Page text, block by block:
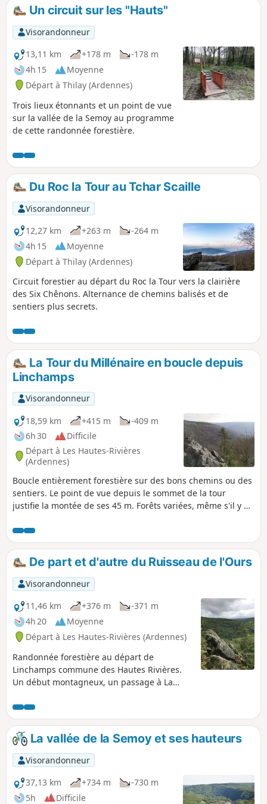
Un circuit sur les "Hauts"
Visorandonneur
13,11 km
+178 m
-178 m
4h 15
Moyenne
Départ à Thilay (Ardennes)
Trois lieux étonnants et un point de vue
sur la vallée de la Semoy au programme
de cette randonnée forestière.
Du Roc la Tour au Tchar Scaille
Visorandonneur
12,27 km
+263 m
-264 m
4h 15
Moyenne
Départ à Thilay (Ardennes)
Circuit forestier au départ du Roc la Tour vers la clairière
des Six Chênons. Alternance de chemins balisés et de
sentiers plus secrets.
La Tour du Millénaire en boucle depuis
Linchamps
Visorandonneur
18,59 km
+415 m
-409 m
6h 30
Difficile
Départ à Les Hautes-Rivières
(Ardennes)
Boucle entièrement forestière sur des bons chemins ou des
sentiers. Le point de vue depuis le sommet de la tour
justifie la montée de ses 45 m. Forêts variées, même s'il y a
actuellement attaquées par les scolytes, ce qui provoque
des coupes permettant l'ouverture du paysage.
De part et d'autre du Ruisseau de l'Ours
Visorandonneur
11,46 km
+376 m
-371 m
4h 20
Moyenne
Départ à Les Hautes-Rivières (Ardennes)
Randonnée forestière au départ de
Linchamps commune des Hautes Rivières.
Un début montagneux, un passage à La
balcon au dessus du Ravin de l'Ours, une
descente marquée pour retrouver... l'Ours et
un final en toute tranquillité. Voir variante
proposée dans le chapitre : À voir
L'utilisation d'un GPS est recommandée et ne
pas se fier à un ancien balisage par points
qui subsiste par endroits
La vallée de la Semoy et ses hauteurs
Visorandonneur
37,13 km
+734 m
-730 m
5h
Difficile